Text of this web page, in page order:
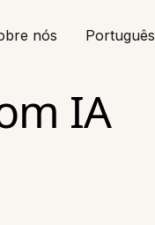
nós Português
IA